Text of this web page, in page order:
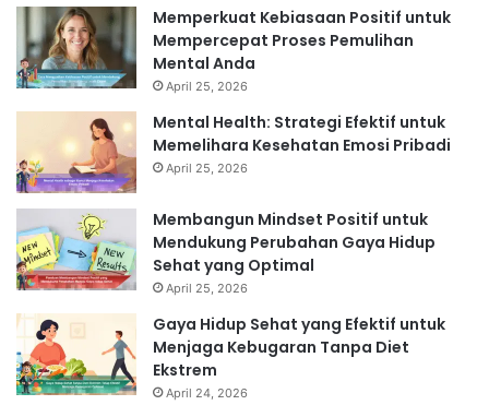
Memperkuat Kebiasaan Positif untuk
Mempercepat Proses Pemulihan
Mental Anda
April 25, 2026
Mental Health: Strategi Efektif untuk
Memelihara Kesehatan Emosi Pribadi
April 25, 2026
Membangun Mindset Positif untuk
Mendukung Perubahan Gaya Hidup
Sehat yang Optimal
April 25, 2026
Gaya Hidup Sehat yang Efektif untuk
Menjaga Kebugaran Tanpa Diet
Ekstrem
April 24, 2026